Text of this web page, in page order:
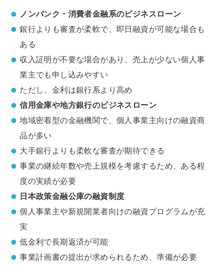
ノンバンク・消費者金融系のビジネスローン
銀行よりも審査が柔軟で、即日融資が可能な場合も
ある
収入証明が不要な場合があり、売上が少ない個人事
業主でも申し込みやすい
ただし、金利は銀行系より高め
信用金庫や地方銀行のビジネスローン
地域密着型の金融機関で、個人事業主向けの融資商
品が多い
大手銀行よりも柔軟な審査が期待できる
事業の継続年数や売上規模を考慮するため、ある程
度の実績が必要
日本政策金融公庫の融資制度
個人事業主や新規開業者向けの融資プログラムが充
実
低金利で長期返済が可能
事業計画書の提出が求められるため、準備が必要